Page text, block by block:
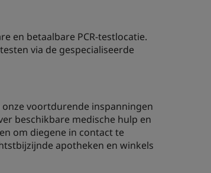
en betaalbare PCR-testlocatie.
via de gespecialiseerde
voortdurende inspanningen
beschikbare medische hulp en
om diegene in contact te
apotheken en winkels